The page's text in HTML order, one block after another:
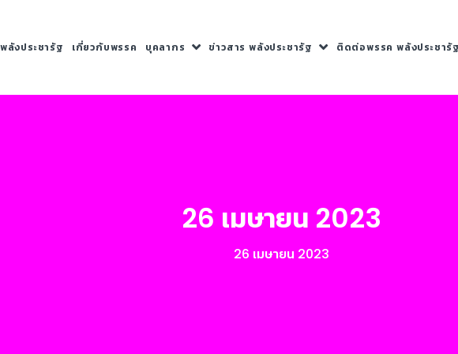
ลังประชารัฐ เกี่ยวกับพรรค บุคลากร ข่าวสาร พลังประชารัฐ ติดต่อพรรค พลังประชารัฐ
26 เมษายน 2023
26 เมษายน 2023